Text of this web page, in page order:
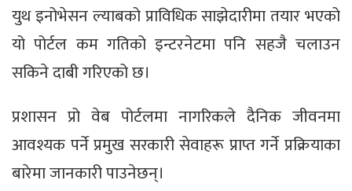
युथ इनोभेसन ल्याबको प्राविधिक साझेदारीमा तयार भएको
यो पोर्टल कम गतिको इन्टरनेटमा पनि सहजै चलाउन
सकिने दाबी गरिएको छ।
प्रशासन प्रो वेब पोर्टलमा नागरिकले दैनिक जीवनमा
आवश्यक पर्ने प्रमुख सरकारी सेवाहरू प्राप्त गर्ने प्रक्रियाका
बारेमा जानकारी पाउनेछन्।